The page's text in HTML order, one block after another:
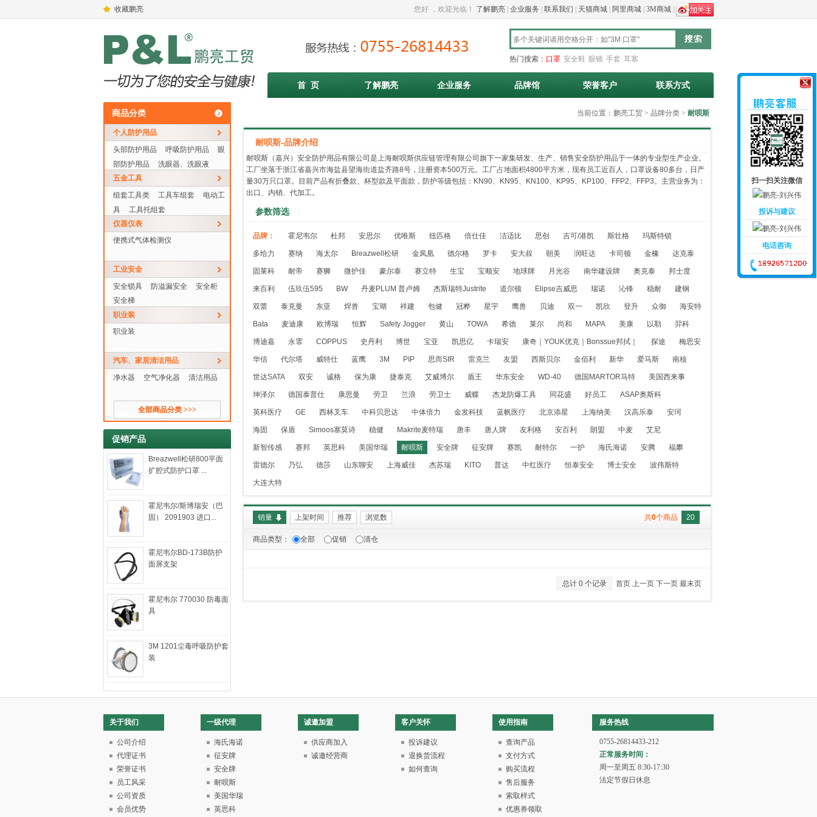
收藏鹏亮 您好 ，欢迎光临！ 了解鹏亮 企业服务 联系我们 天猫商城 阿里商城 3M商城
热门搜索： 口罩 安全鞋 眼镜 手套 耳塞
首 页 了解鹏亮 企业服务 品牌馆 荣誉客户 联系方式
商品分类
个人防护用品
头部防护用品
呼吸防护用品
眼
部防护用品
洗眼器、洗眼液
五金工具
组套工具类
工具车组套
电动工
具
工具托组套
仪器仪表
便携式气体检测仪
工业安全
安全锁具
防溢漏安全
安全柜
安全梯
职业装
职业装
汽车、家居清洁用品
净水器
空气净化器 清洁用品
全部商品分类 >>>
促销产品
Breazwell松研800平面
扩腔式防护口罩 ...
霍尼韦尔/斯博瑞安（巴
固） 2091903 进口...
霍尼韦尔BD-173B防护
面屏支架
霍尼韦尔 770030 防毒面
具
3M 1201尘毒呼吸防护套
装
当前位置： 鹏亮工贸 > 品牌分类 > 耐呗斯
耐呗斯-品牌介绍
耐呗斯（嘉兴）安全防护用品有限公司是上海耐呗斯供应链管理有限公司旗下一家集研发、生产、销售安全防护用品于一体的专业型生产企业。
工厂坐落于浙江省嘉兴市海盐县望海街道盐齐路8号，注册资本500万元。工厂占地面积4800平方米，现有员工近百人，口罩设备80多台，日产
量30万只口罩。目前产品有折叠款、杯型款及平面款，防护等级包括：KN90、KN95、KN100、KP95、KP100、FFP2、FFP3。主营业务为：
出口、内销、代加工。
参数筛选
品牌： 霍尼韦尔 杜邦 安思尔 优唯斯 纽匹格 倍仕佳 洁适比 思创 吉可/港凯 斯壮格 玛斯特锁
多给力 赛纳 海太尔 Breazwell松研 金凤凰 德尔格 罗卡 安大叔 朝美 润旺达 卡司顿 金橡 达克泰
固莱科 耐帝 赛狮 微护佳 豪尔泰 赛立特 生宝 宝顺安 地球牌 月光谷 南华建设牌 奥克泰 邦士度
来百利 伍玖伍595 BW 丹麦PLUM 普卢姆 杰斯瑞特Justrite 道尔顿 Elipse吉威思 瑞诺 沁锋 稳耐 建钢
双蕾 泰克曼 东亚 焊兽 宝瑚 祥建 包健 冠桦 星宇 鹰兽 贝迪 双一 凯欣 登升 众御 海安特
Bata 麦迪康 欧博瑞 恒辉 Safety Jogger 黄山 TOWA 希德 莱尔 尚和 MAPA 美康 以勒 羿科
博迪嘉 永霏 COPPUS 史丹利 博世 宝亚 凯思亿 卡瑞安 康奇｜YOUK优克｜Bonssue邦拭｜ 探途 梅思安
华信 代尔塔 威特仕 蓝鹰 3M PIP 思而SIR 雷克兰 友盟 西斯贝尔 金佰利 新华 爱马斯 南核
世达SATA 双安 诚格 保为康 捷泰克 艾威博尔 盾王 华东安全 WD-40 德国MARTOR马特 美国西来事
坤泽尔 德国泰普仕 康思曼 劳卫 兰浪 劳卫士 威蝶 杰龙防爆工具 同花盛 好员工 ASAP奥斯科
英科医疗 GE 西林叉车 中科贝思达 中体倍力 金发科技 蓝帆医疗 北京添星 上海纳美 汉高乐泰 安珂
海固 保盾 Simoos塞莫诗 稳健 Makrite麦特瑞 唐丰 唐人牌 友利格 安百利 朗盟 中麦 艾尼
新智传感 赛邦 英思科 美国华瑞 耐呗斯 安全牌 征安牌 赛凯 耐特尔 一护 海氏海诺 安腾 福攀
雷德尔 乃弘 德莎 山东聊安 上海威佳 杰苏瑞 KITO 普达 中红医疗 恒泰安全 博士安全 波伟斯特
大连大特
销量 上架时间 推荐 浏览数 共0个商品 20
商品类型： 全部 促销 清仓
总计 0 个记录 首页 上一页 下一页 最末页
关于我们
公司介绍
代理证书
荣誉证书
员工风采
公司资质
会员优势
一级代理
海氏海诺
征安牌
安全牌
耐呗斯
美国华瑞
英思科
诚邀加盟
供应商加入
诚邀经营商
客户关怀
投诉建议
退换货流程
如何查询
使用指南
查询产品
支付方式
购买流程
售后服务
索取样式
优惠券领取
服务热线
0755-26814433-212
正常服务时间：
周一至周五 8:30-17:30
法定节假日休息
扫一扫关注微信
投诉与建议
电话咨询